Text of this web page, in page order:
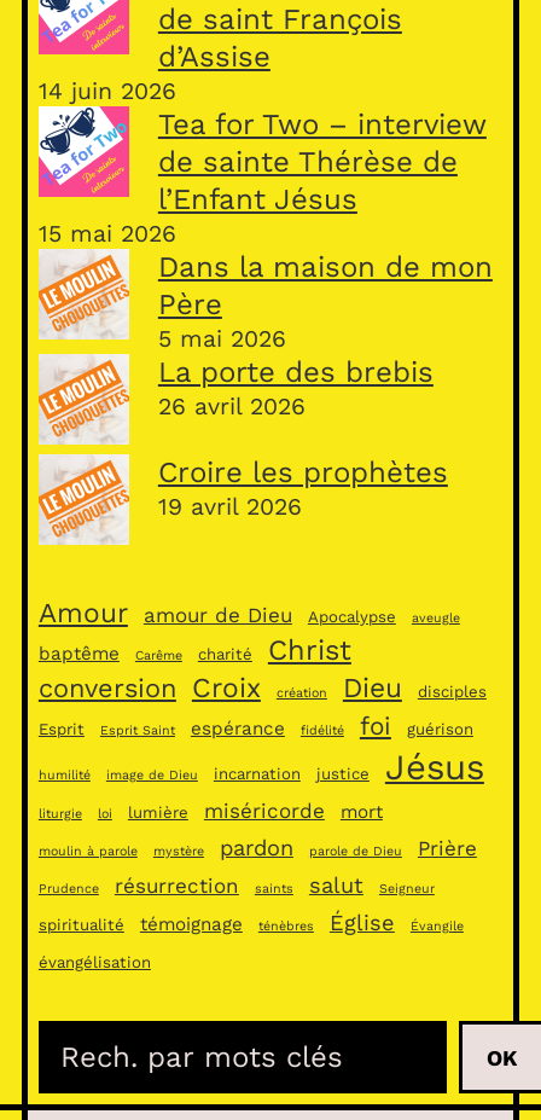
de saint François
d’Assise
14 juin 2026
Tea for Two – interview
de sainte Thérèse de
l’Enfant Jésus
15 mai 2026
Dans la maison de mon
Père
5 mai 2026
La porte des brebis
26 avril 2026
Croire les prophètes
19 avril 2026
Amour amour de Dieu Apocalypse aveugle
baptême Carême charité Christ
conversion Croix création Dieu disciples
Esprit Esprit Saint espérance fidélité foi guérison
humilité image de Dieu incarnation justice Jésus
liturgie loi lumière miséricorde mort
moulin à parole mystère pardon parole de Dieu Prière
Prudence résurrection saints salut Seigneur
spiritualité témoignage ténèbres Église Évangile
évangélisation
c
OK